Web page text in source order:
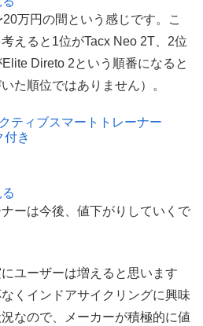
万円の間という感じです。こ
えると1位がTacx Neo 2T、2位
Direto 2という順番になると
た順位ではありません）。
ティブスマートトレーナー
付き
ーは今後、値下がりしていくで
ユーザーは増えると思います
くインドアサイクリングに興味
なので、メーカーが積極的に値